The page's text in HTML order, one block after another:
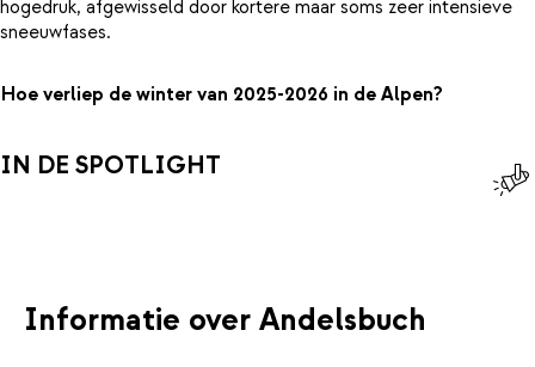
hogedruk, afgewisseld door kortere maar soms zeer intensieve
sneeuwfases.
Hoe verliep de winter van 2025-2026 in de Alpen?
IN DE SPOTLIGHT
Informatie over Andelsbuch